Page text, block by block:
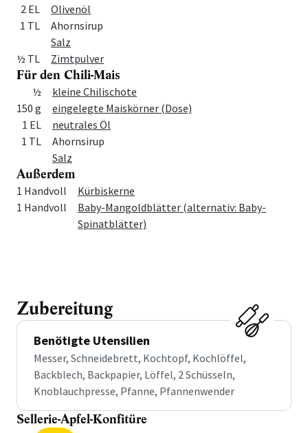
2 EL
Olivenöl
1 TL
Ahornsirup
Salz
½ TL
Zimtpulver
Für den Chili-Mais
Menge Zutat
½
kleine Chilischote
150 g
eingelegte Maiskörner (Dose)
1 EL
neutrales Öl
1 TL
Ahornsirup
Salz
Außerdem
MengeZutat
1 Handvoll
Kürbiskerne
1 Handvoll
Baby-Mangoldblätter (alternativ: Baby-
Spinatblätter)
Zubereitung
Benötigte Utensilien
Messer, Schneidebrett, Kochtopf, Kochlöffel,
Backblech, Backpapier, Löffel, 2 Schüsseln,
Knoblauchpresse, Pfanne, Pfannenwender
Sellerie-Apfel-Konfitüre